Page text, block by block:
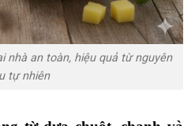
nhà an toàn, hiệu quả từ nguyên
tự nhiên